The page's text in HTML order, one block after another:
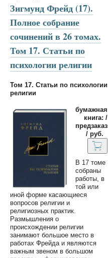
Зигмунд Фрейд (17).
Полное собрание
сочинений в 26 томах.
Том 17. Статьи по
психологии религии
Том 17. Статьи по психологии
религии
бумажная
книга: /
предзаказ
/ руб.
В 17 томе
собраны
работы, в
той или
иной форме касающиеся
вопросов религии и
религиозных практик.
Размышления о
происхождении религии
занимают большое место в
работах Фрейда и являются
важным звеном в большом